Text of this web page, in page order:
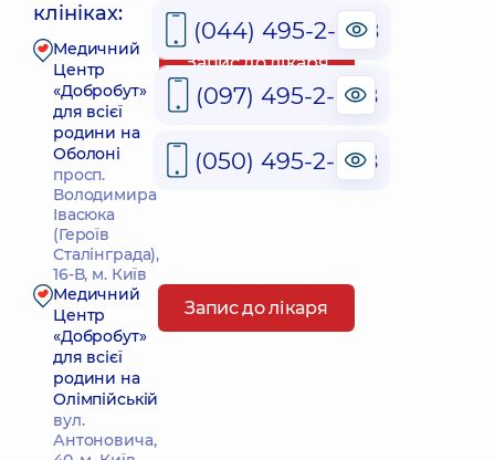
клініках:
Медичний
Центр
«Добробут»
для всієї
родини на
Оболоні
просп.
Володимира
Івасюка
(Героїв
Сталінграда),
16-В, м. Київ
Запис до лікаря
Медичний
Центр
«Добробут»
для всієї
родини на
Олімпійській
вул.
Антоновича,
Запис до лікаря
(044) 495-2-888
(097) 495-2-888
(050) 495-2-888